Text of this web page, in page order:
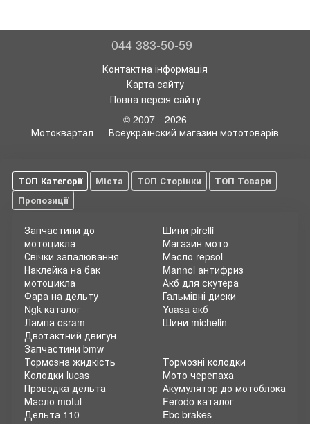
044 383-50-59
Контактна інформація
Карта сайту
Повна версія сайту
© 2007—2026
Мотоквартал — Всеукраїнский магазин мототоварів
ТОП Категорії Міста ТОП Сторінки
ТОП Товари
Пропозиції
Запчастини до
мотоцикла
Свічки запалювання
Наклейка на бак
мотоцикла
Фара на дельту
Ngk каталог
Лампа osram
Двотактний двигун
Запчастини bmw
Шини pirelli
Магазин мото
Масло repsol
Mannol антифриз
Акб для скутера
Гальмівні диски
Yuasa акб
Шини michelin
Тормозна жидкість
Колодки lucas
Проводка дельта
Масло motul
Дельта 110
Тормозні колодки
Мото черепаха
Акумулятор до мотоблока
Ferodo каталог
Ebc brakes